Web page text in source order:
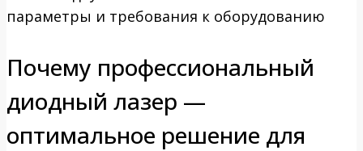
Почему профессиональный
диодный лазер —
оптимальное решение для